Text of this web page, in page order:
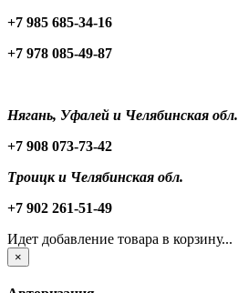
+7 985 685-34-16
+7 978 085-49-87
Нягань, Уфалей и Челябинская обл.
+7 908 073-73-42
Троицк и Челябинская обл.
+7 902 261-51-49
Идет добавление товара в корзину...
×